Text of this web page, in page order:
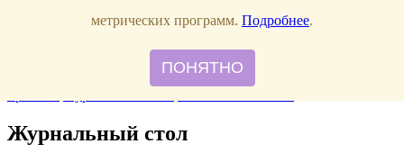
Правила пользования
О библиотеке
Наши сотрудники
Журнальный стол
метрических программ. Подробнее.
ПОНЯТНО